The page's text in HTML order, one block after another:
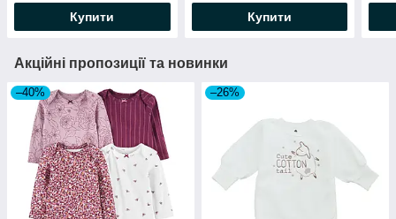
Купити Купити
Акційні пропозиції та новинки
–40% –26%